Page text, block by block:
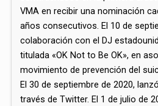
VMA en recibir una nominación
años consecutivos.​​ El 10 de
colaboración con el DJ
titulada «OK Not to Be OK», en
movimiento de prevención del
El 30 de septiembre de 2020,
través de Twitter. El 1 de julio de